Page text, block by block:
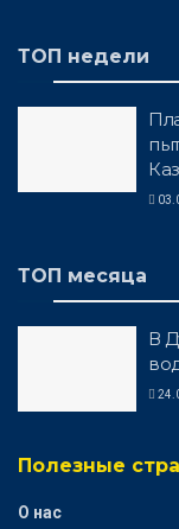
ТОП недели
ТОП месяца
В
Полезные
О нас